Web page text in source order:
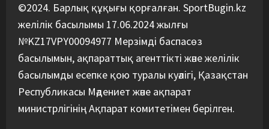
©2024. Барлық құқығы қорғалған. SportBugin.kz
желілік басылымы 17.06.2024 жылғы
№KZ17VPY00094977 Мерзімді баспасөз
басылымын, ақпараттық агенттікті және желілік
басылымды есепке қою туралы куәлігі, Қазақстан
Республикасы Мәдениет және ақпарат
министрлігінің Ақпарат комитетімен берілген.